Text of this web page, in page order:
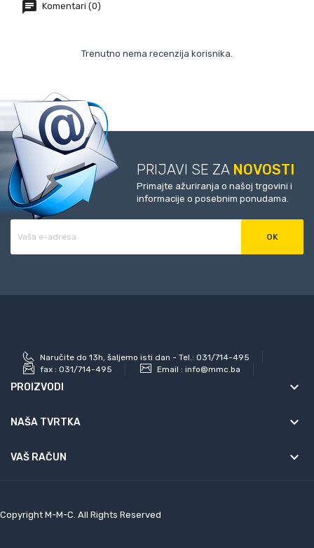
Komentari (0)
Trenutno nema recenzija korisnika.
PRIJAVI SE ZA NOVOSTI
Primajte ažuriranja o našoj trgovini i
informacije o posebnim ponudama.
Naručite do 13h, šaljemo isti dan - Tel.: 031/714-495
fax : 031/714-495 Email : info@mmc.ba
PROIZVODI keyboard_arrow_down
NAŠA TVRTKA keyboard_arrow_down
VAŠ RAČUN 
Copyright M-M-C. All Rights Reserved